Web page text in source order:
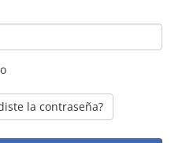
la contraseña?